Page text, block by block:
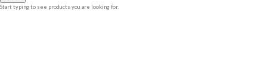
Start typing to see products you are looking for.